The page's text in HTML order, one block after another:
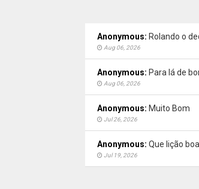
Anonymous: Rolando o
Aug 06, 2026
Anonymous: Para lá de
Aug 06, 2026
Anonymous: Muito Bom
Jul 26, 2026
Anonymous: Que lição boa
Jul 19, 2026